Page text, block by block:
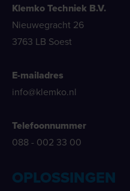
Klemko Techniek B.V.
Nieuwegracht 26
3763 LB Soest
E-mailadres
info@klemko.nl
Telefoonnummer
088 - 002 33 00
OPLOSSINGEN